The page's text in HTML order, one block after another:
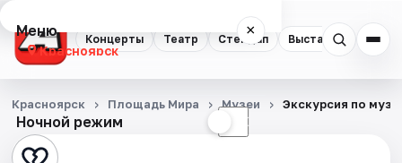
Концерты Театр Стендап Выставки
Меню ×
Красноярск
Концерты
Театр
Ночной режим ☾
Красноярск Площадь Мира Музеи Экскурсия по